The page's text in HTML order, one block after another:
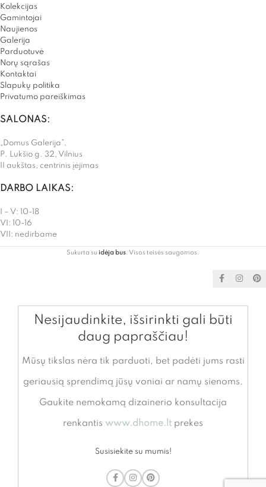
Kolekcijas
Gamintojai
Naujienos
Galerija
Parduotuvė
Norų sąrašas
Kontaktai
Slapukų politika
Privatumo pareiškimas
SALONAS:
„Domus Galerija”,
P. Lukšio g. 32, Vilnius
II aukštas, centrinis įėjimas
DARBO LAIKAS:
I – V: 10-18
VI: 10-16
VII: nedirbame
Sukurta su idėja bus . Visos teisės saugomos.
Nesijaudinkite, išsirinkti gali būti
daug papraščiau!
Mūsų tikslas nėra tik parduoti, bet padėti jums rasti
geriausią sprendimą jūsų voniai ar namų sienoms.
Gaukite nemokamą dizainerio konsultacija
renkantis www.dhome.lt prekes
Susisiekite su mumis!